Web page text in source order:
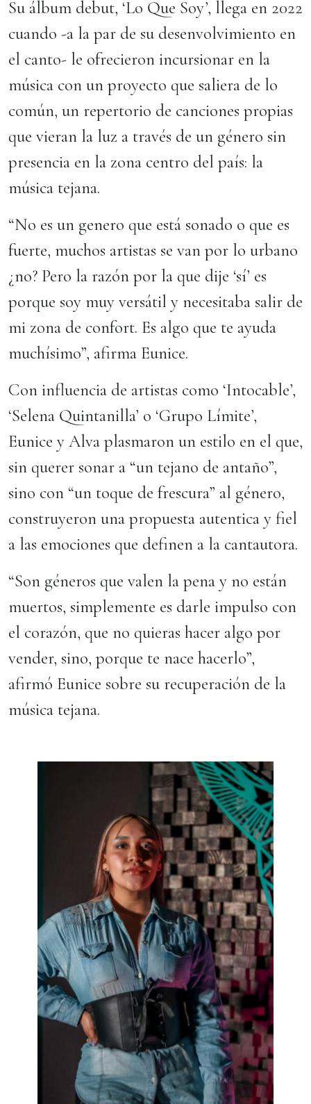
Su álbum debut, ‘Lo Que Soy’, llega en 2022
cuando -a la par de su desenvolvimiento en
el canto- le ofrecieron incursionar en la
música con un proyecto que saliera de lo
común, un repertorio de canciones propias
que vieran la luz a través de un género sin
presencia en la zona centro del país: la
música tejana.
“No es un genero que está sonado o que es
fuerte, muchos artistas se van por lo urbano
¿no? Pero la razón por la que dije ‘sí’ es
porque soy muy versátil y necesitaba salir de
mi zona de confort. Es algo que te ayuda
muchísimo”, afirma Eunice.
Con influencia de artistas como ‘Intocable’,
‘Selena Quintanilla’ o ‘Grupo Límite’,
Eunice y Alva plasmaron un estilo en el que,
sin querer sonar a “un tejano de antaño”,
sino con “un toque de frescura” al género,
construyeron una propuesta autentica y fiel
a las emociones que definen a la cantautora.
“Son géneros que valen la pena y no están
muertos, simplemente es darle impulso con
el corazón, que no quieras hacer algo por
vender, sino, porque te nace hacerlo”,
afirmó Eunice sobre su recuperación de la
música tejana.